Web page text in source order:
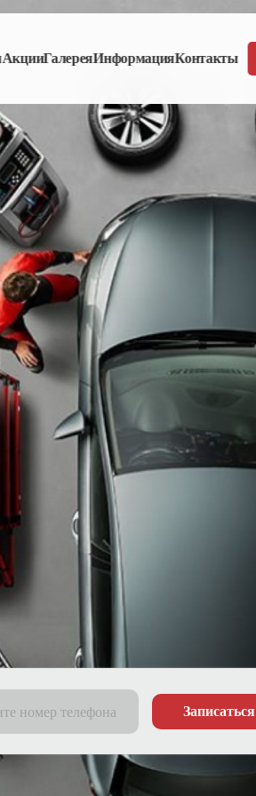
АкцииГалереяИнформацияКонтакты
Записаться